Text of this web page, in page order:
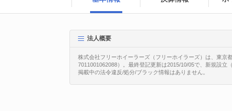
法人概要
株式会社フリーホイーラーズ（フリーホイラーズ）は、東京
7011001062088）。最終登記更新は2015/10/05で、新規設立
掲載中の法令違反/処分/ブラック情報はありません。